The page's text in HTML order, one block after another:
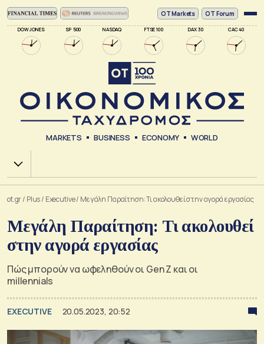
DOW JONES SP 500 NASDAQ FTSE 100 DAX 30 CAC 40
ΟΤ Markets OT Forum
MARKETS BUSINESS ECONOMY WORLD
Χ.Α.
ot.gr/ Plus/ Executive/ Μεγάλη Παραίτηση: Τι ακολουθεί στην αγορά εργασίας
Μεγάλη Παραίτηση: Τι ακολουθεί
στην αγορά εργασίας
Πώς μπορούν να ωφεληθούν οι Gen Z και οι
millennials
EXECUTIVE 20.05.2023, 20:52